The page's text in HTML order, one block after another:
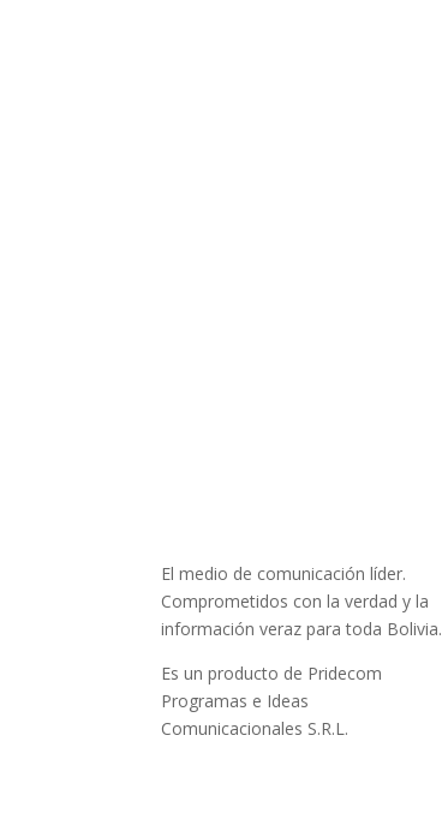
El medio de comunicación líder.
Comprometidos con la verdad y la
información veraz para toda Bolivia.
Es un producto de Pridecom
Programas e Ideas
Comunicacionales S.R.L.